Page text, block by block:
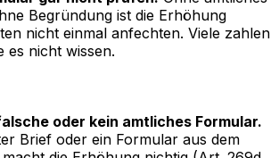
Begründung ist die Erhöhung
nicht einmal anfechten. Viele zahlen
es nicht wissen.
oder kein amtliches Formular.
Brief oder ein Formular aus dem